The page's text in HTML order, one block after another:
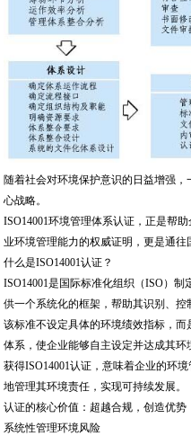
随着社会对环境保护意识的日益增强
心战略。
ISO14001环境管理体系认证，正是帮
业环境管理能力的权威证明，更是通往
什么是ISO14001认证？
ISO14001是国际标准化组织（ISO）
供一个系统化的框架，帮助其识别、控
该标准不设定具体的环境绩效指标，
体系，使企业能够自主设定并达成其环
获得ISO14001认证，意味着企业的环
地管理其环境责任，实现可持续发展。
认证的核心价值：超越合规，创造优势
系统性管理环境风险